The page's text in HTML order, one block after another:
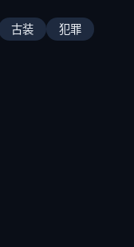
古装 犯罪